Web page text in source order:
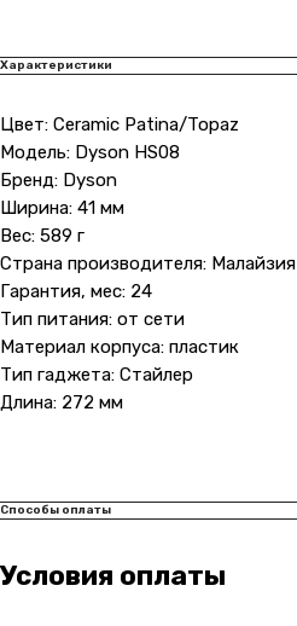
Характеристики
Цвет: Ceramic Patina/Topaz
Модель: Dyson HS08
Бренд: Dyson
Ширина: 41 мм
Вес: 589 г
Страна производителя: Малайзия
Гарантия, мес: 24
Тип питания: от сети
Материал корпуса: пластик
Тип гаджета: Стайлер
Длина: 272 мм
Способы оплаты
Условия оплаты